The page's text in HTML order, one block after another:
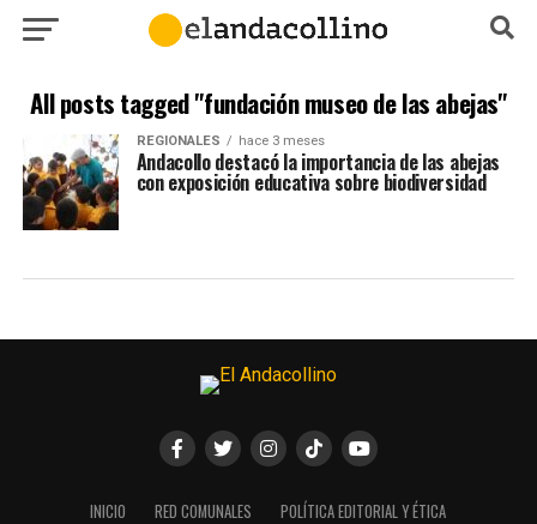
All posts tagged "fundación museo de las abejas"
REGIONALES hace 3 meses
Andacollo destacó la importancia de las abejas
con exposición educativa sobre biodiversidad
INICIO RED COMUNALES
POLÍTICA EDITORIAL Y ÉTICA